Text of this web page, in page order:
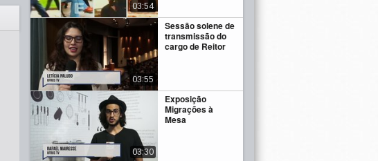
03:54
Sessão solene de
transmissão do
cargo de Reitor
03:55
Exposição
Migrações à
Mesa
03:30